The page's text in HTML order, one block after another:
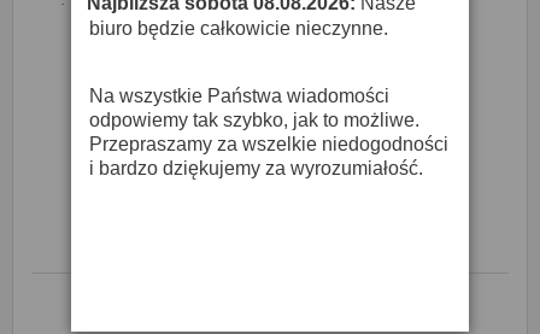
·
biuro będzie całkowicie nieczynne.
Na wszystkie Państwa wiadomości
odpowiemy tak szybko, jak to możliwe.
Przepraszamy za wszelkie niedogodności
i bardzo dziękujemy za wyrozumiałość.